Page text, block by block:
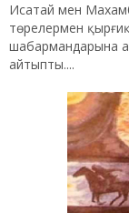
Исатай мен
төрелермен
шабармандарына
айтыпты....